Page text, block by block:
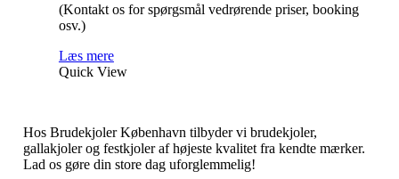
(Kontakt os for spørgsmål vedrørende priser, booking
osv.)
Læs mere
Quick View
Hos Brudekjoler København tilbyder vi brudekjoler,
gallakjoler og festkjoler af højeste kvalitet fra kendte mærker.
Lad os gøre din store dag uforglemmelig!